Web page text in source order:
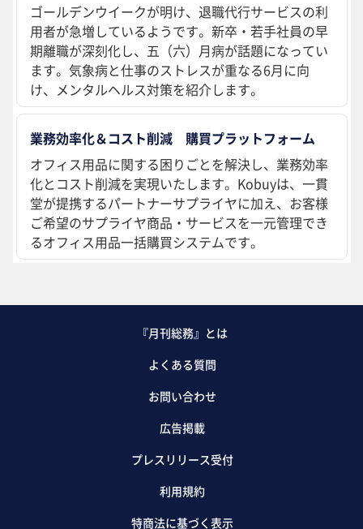
ゴールデンウイークが明け、退職代行サービスの利
用者が急増しているようです。新卒・若手社員の早
期離職が深刻化し、五（六）月病が話題になってい
ます。気象病と仕事のストレスが重なる6月に向
け、メンタルヘルス対策を紹介します。
業務効率化＆コスト削減 購買プラットフォーム
オフィス用品に関する困りごとを解決し、業務効率
化とコスト削減を実現いたします。Kobuyは、一貫
堂が提携するパートナーサプライヤに加え、お客様
ご希望のサプライヤ商品・サービスを一元管理でき
るオフィス用品一括購買システムです。
『月刊総務』とは
よくある質問
お問い合わせ
広告掲載
プレスリリース受付
利用規約
特商法に基づく表示